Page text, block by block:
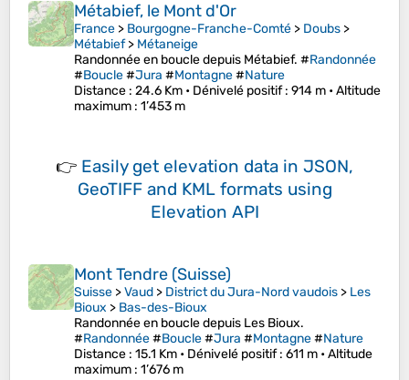
Métabief, le Mont d'Or
France > Bourgogne-Franche-Comté > Doubs >
Métabief> Métaneige
Randonnée en boucle depuis Métabief. #Randonnée
#Boucle#Jura #Montagne#Nature
Distance : 24.6 Km • Dénivelé positif: 914 m •Altitude
maximum : 1’453 m
👉 Easily get elevation data in JSON,
GeoTIFF and KML formats using
Elevation API
Mont Tendre (Suisse)
Suisse >Vaud > District du Jura-Nord vaudois > Les
Bioux > Bas-des-Bioux
Randonnée en boucle depuis Les Bioux.
#Randonnée#Boucle#Jura #Montagne#Nature
Distance : 15.1 Km • Dénivelé positif: 611 m •Altitude
maximum : 1’676 m